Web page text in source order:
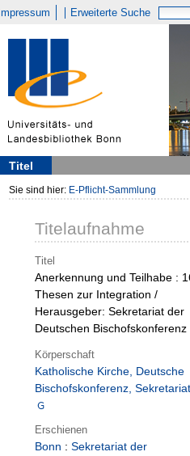
Impressum Erweiterte Suche
Titel
Sie sind hier: E-Pflicht-Sammlung
Titelaufnahme
Titel
Anerkennung und Teilhabe :
Thesen zur Integration /
Herausgeber: Sekretariat der
Deutschen Bischofskonferenz
Körperschaft
Katholische Kirche, Deutsche
Bischofskonferenz, Sekretariat
Erschienen
Bonn : Sekretariat der